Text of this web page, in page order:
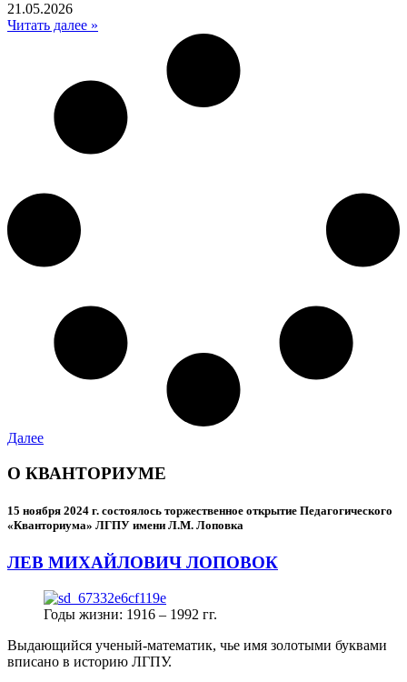
21.05.2026
Читать далее »
Далее
О КВАНТОРИУМЕ
15 ноября 2024 г. состоялось торжественное открытие Педагогического
«Кванториума» ЛГПУ имени Л.М. Лоповка
ЛЕВ МИХАЙЛОВИЧ ЛОПОВОК
Годы жизни: 1916 – 1992 гг.
Выдающийся ученый-математик, чье имя золотыми буквами
вписано в историю ЛГПУ.